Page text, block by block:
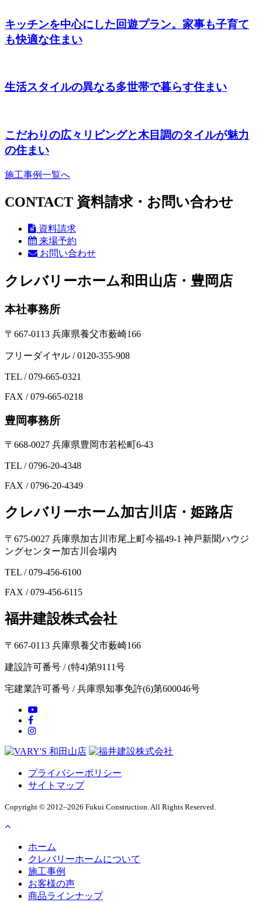
キッチンを中心にした回遊プラン。家事も子育て
も快適な住まい
生活スタイルの異なる多世帯で暮らす住まい
こだわりの広々リビングと木目調のタイルが魅力
の住まい
施工事例一覧へ
CONTACT 資料請求・お問い合わせ
資料請求
来場予約
お問い合わせ
クレバリーホーム和田山店・豊岡店
本社事務所
〒667-0113 兵庫県養父市薮崎166
フリーダイヤル / 0120-355-908
TEL / 079-665-0321
FAX / 079-665-0218
豊岡事務所
〒668-0027 兵庫県豊岡市若松町6-43
TEL / 0796-20-4348
FAX / 0796-20-4349
クレバリーホーム加古川店・姫路店
〒675-0027 兵庫県加古川市尾上町今福49-1 神戸新聞ハウジ
ングセンター加古川会場内
TEL / 079-456-6100
FAX / 079-456-6115
福井建設株式会社
〒667-0113 兵庫県養父市薮崎166
建設許可番号 / (特4)第9111号
宅建業許可番号 / 兵庫県知事免許(6)第600046号
プライバシーポリシー
サイトマップ
Copyright © 2012–2026 Fukui Construction. All Rights Reserved.
ホーム
クレバリーホームについて
施工事例
お客様の声
商品ラインナップ